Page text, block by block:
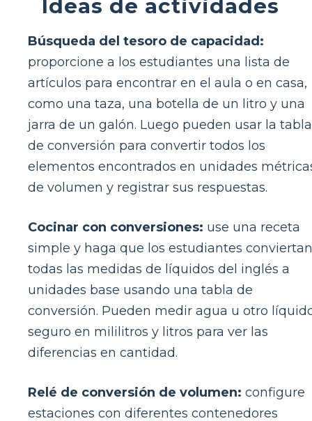
Ideas de actividades
Búsqueda del tesoro de capacidad:
proporcione a los estudiantes una lista de
artículos para encontrar en el aula o en casa,
como una taza, una botella de un litro y una
jarra de un galón. Luego pueden usar la tabla
de conversión para convertir todos los
elementos encontrados en unidades
de volumen y registrar sus respuestas.
Cocinar con conversiones: use una receta
simple y haga que los estudiantes conviertan
todas las medidas de líquidos del inglés a
unidades base usando una tabla de
conversión. Pueden medir agua u otro
seguro en mililitros y litros para ver las
diferencias en cantidad.
Relé de conversión de volumen: configure
estaciones con diferentes contenedores